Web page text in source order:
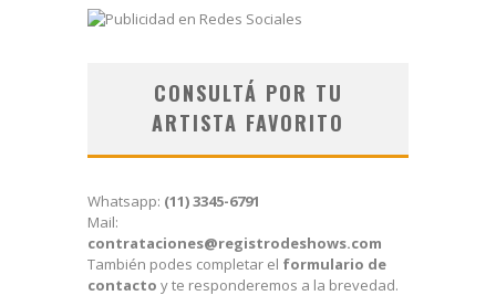
CONSULTÁ POR TU
ARTISTA FAVORITO
Whatsapp: (11) 3345-6791
Mail:
contrataciones@registrodeshows.com
También podes completar el formulario de
contacto y te responderemos a la brevedad.